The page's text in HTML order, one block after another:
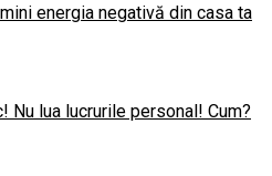
energia negativă din casa ta
Nu lua lucrurile personal! Cum?